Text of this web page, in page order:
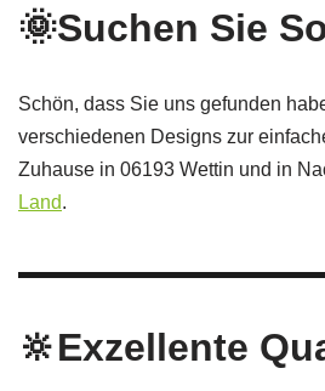
🌞Suchen Sie
Schön, dass Sie uns gefunden
verschiedenen Designs zur
Zuhause in 06193 Wettin und in
Land.
🔆Exzellente